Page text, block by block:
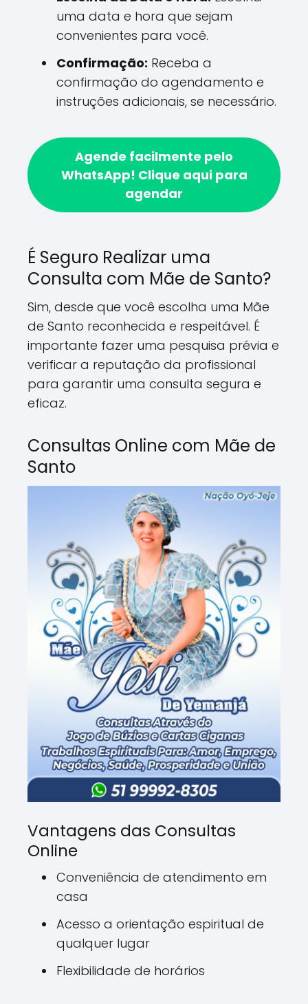
uma data e hora que sejam
convenientes para você.
Confirmação: Receba a
confirmação do agendamento e
instruções adicionais, se necessário.
Agende facilmente pelo
WhatsApp! Clique aqui para
agendar
É Seguro Realizar uma
Consulta com Mãe de Santo?
Sim, desde que você escolha uma Mãe
de Santo reconhecida e respeitável. É
importante fazer uma pesquisa prévia e
verificar a reputação da profissional
para garantir uma consulta segura e
eficaz.
Consultas Online com Mãe de
Santo
Vantagens das Consultas
Online
Conveniência de atendimento em
casa
Acesso a orientação espiritual de
qualquer lugar
Flexibilidade de horários